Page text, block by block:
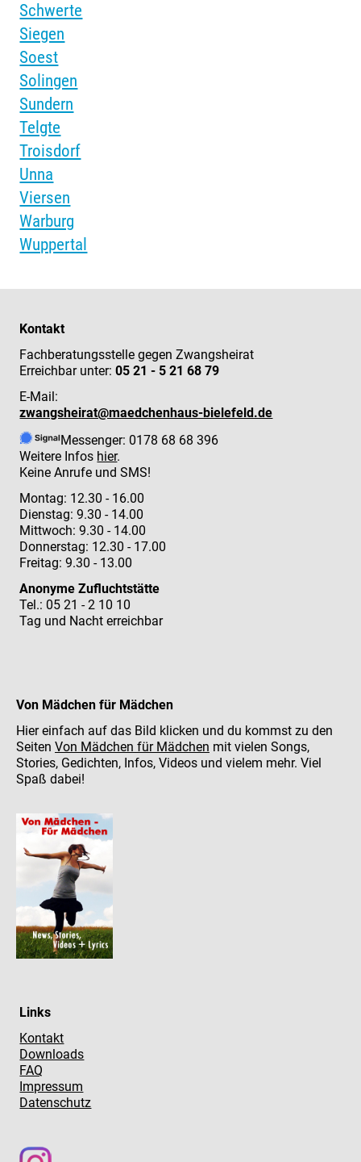
Schwerte
Siegen
Soest
Solingen
Sundern
Telgte
Troisdorf
Unna
Viersen
Warburg
Wuppertal
Kontakt
Fachberatungsstelle gegen Zwangsheirat
Erreichbar unter:05 21 - 5 21 68 79
E-Mail:
zwangsheirat@maedchenhaus-bielefeld.de
Messenger: 0178 68 68 396
Weitere Infos hier.
Keine Anrufe und SMS!
Montag: 12.30 - 16.00
Dienstag: 9.30 - 14.00
Mittwoch: 9.30 - 14.00
Donnerstag: 12.30 - 17.00
Freitag: 9.30 - 13.00
Anonyme Zufluchtstätte
Tel.: 05 21 - 2 10 10
Tag und Nacht erreichbar
Von Mädchen für Mädchen
Hier einfach auf das Bild klicken und du kommst zu den
Seiten Von Mädchen für Mädchen mit vielen Songs,
Stories, Gedichten, Infos, Videos und vielem mehr. Viel
Spaß dabei!
Links
Kontakt
Downloads
FAQ
Impressum
Datenschutz